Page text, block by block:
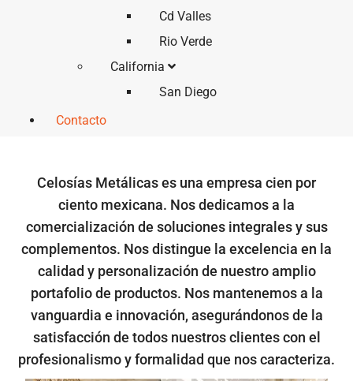
Cd Valles
Rio Verde
California
San Diego
Contacto
Celosías Metálicas es una empresa cien por
ciento mexicana. Nos dedicamos a la
comercialización de soluciones integrales y sus
complementos. Nos distingue la excelencia en la
calidad y personalización de nuestro amplio
portafolio de productos. Nos mantenemos a la
vanguardia e innovación, asegurándonos de la
satisfacción de todos nuestros clientes con el
profesionalismo y formalidad que nos caracteriza.